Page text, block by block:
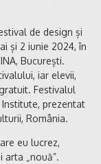
de design și
și 2 iunie 2024, în
București.
iar elevii,
Festivalul
prezentat
România.
eu lucrez,
arta „nouă”.